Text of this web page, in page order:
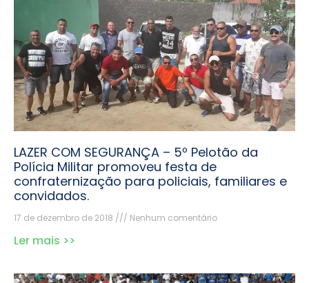
LAZER COM SEGURANÇA – 5º Pelotão da
Polícia Militar promoveu festa de
confraternização para policiais, familiares e
convidados.
17 de dezembro de 2018 Nenhum comentário
Ler mais >>